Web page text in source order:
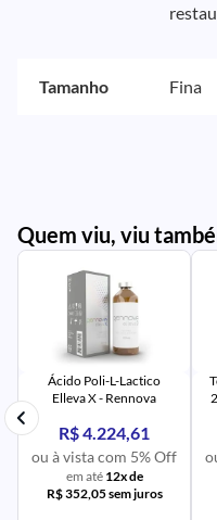
Tamanho Fina
Quem viu, viu
UR
Ácido Poli-L-Lactico
Elleva X - Rennova
R$ 4.224,61
ou à vista com 5% Off
em até 12x de
R$ 352,05 sem juros